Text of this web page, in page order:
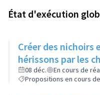
État d'exécution
Créer des nichoirs
hérissons par les
08 déc.
En cours de
Propositions en cours